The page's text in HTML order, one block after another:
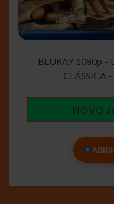
BLURAY 1080p
CLÁSSICA
NOVO